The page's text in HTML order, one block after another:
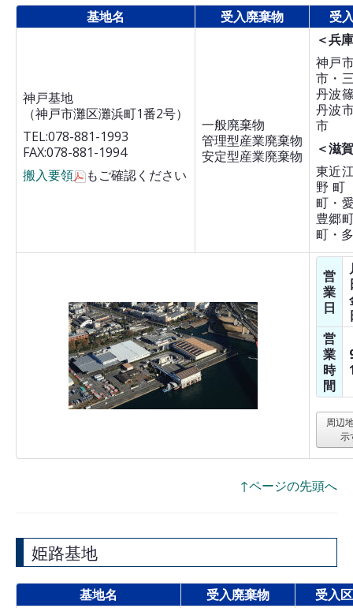
基地名 受入廃棄物 受
神戸基地
（神戸市灘区灘浜町1番2号）
TEL:078-881-1993
FAX:078-881-1994
搬入要領
もご確認ください
一般廃棄物
管理型産業廃棄物
安定型産業廃棄物
＜兵
神戸
市・
丹波
丹波
市
＜滋
東近
野町
町・
豊郷
町・
営
業
日
営
業
時
間
周辺
示
↑ページの先頭へ
姫路基地
基地名 受入廃棄物
受入